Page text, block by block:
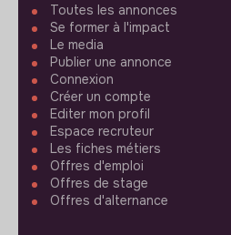
Toutes les annonces
Se former à l'impact
Le media
Publier une annonce
Connexion
Créer un compte
Editer mon profil
Espace recruteur
Les fiches métiers
Offres d'emploi
Offres de stage
Offres d'alternance